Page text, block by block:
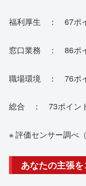
福利厚生 ： 67ポ
窓口業務 ： 86ポ
職場環境 ： 76ポ
総合 ： 73ポイン
※ 評価センサー調べ
あなたの主張